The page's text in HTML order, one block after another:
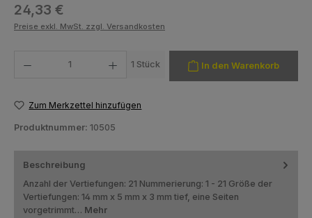
Regulärer Preis:
24,33 €
Preise exkl. MwSt. zzgl. Versandkosten
1 Stück In den Warenkorb
Zum Merkzettel hinzufügen
Produktnummer: 10505
Beschreibung
Anzahl der Vertiefungen: 21 Nummerierung: 1 - 21 Größe der
Vertiefungen: 14 mm x 5 mm x 3 mm tief, eine Seiten
vorgetrimmt… Mehr